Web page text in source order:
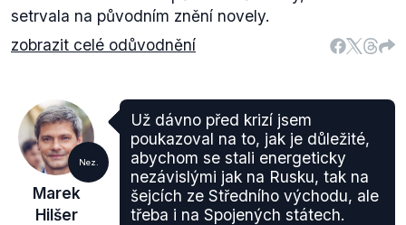
setrvala na původním znění novely.
zobrazit celé odůvodnění
Nez.
Marek
Hilšer
Už dávno před krizí jsem
poukazoval na to, jak je důležité,
abychom se stali energeticky
nezávislými jak na Rusku, tak na
šejcích ze Středního východu, ale
třeba i na Spojených státech.